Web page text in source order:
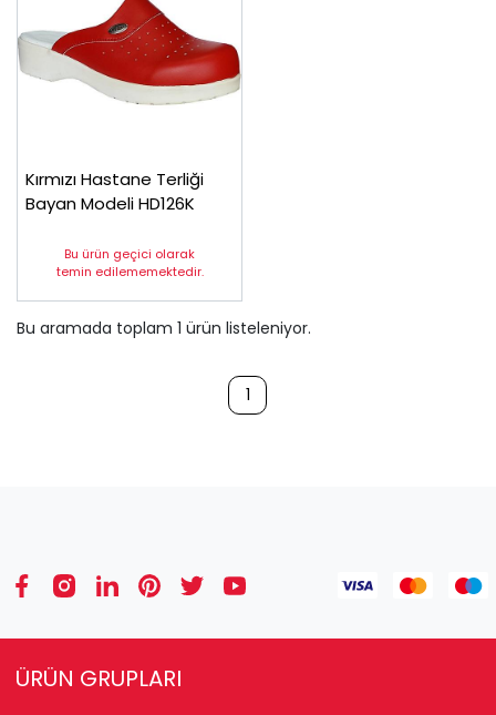
Kırmızı Hastane Terliği
Bayan Modeli HD126K
Bu ürün geçici olarak
temin edilememektedir.
Bu aramada toplam 1 ürün listeleniyor.
1
ÜRÜN GRUPLARI